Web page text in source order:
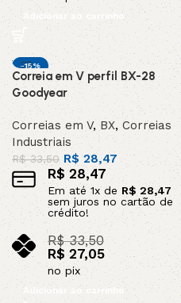
Adicionar ao carrinho
-15%
Correia em V perfil BX-28
Goodyear
Correias em V,BX, Correias
Industriais
R$33,50 R$ 28,47
R$ 28,47
Em até 1x de R$ 28,47
sem juros no cartão de
crédito!
R$33,50
R$27,05
no pix
Adicionar ao carrinho